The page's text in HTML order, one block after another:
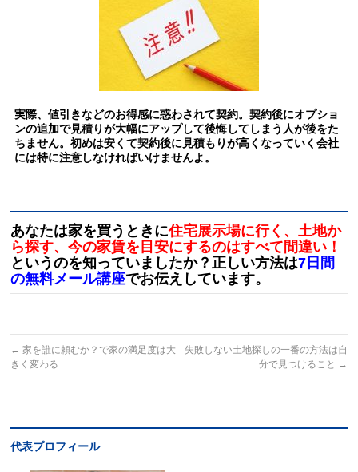
実際、値引きなどのお得感に惑わされて契約。契約後にオプショ
ンの追加で見積りが大幅にアップして後悔してしまう人が後をた
ちません。初めは安くて契約後に見積もりが高くなっていく会社
には特に注意しなければいけませんよ。
あなたは家を買うときに住宅展示場に行く、土地か
ら探す、今の家賃を目安にするのはすべて間違い！
というのを知っていましたか？正しい方法は7日間
の無料メール講座でお伝えしています。
← 家を誰に頼むか？で家の満足度は大
きく変わる
失敗しない土地探しの一番の方法は自
分で見つけること →
代表プロフィール